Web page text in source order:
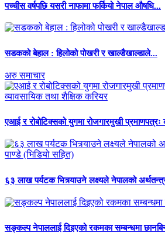
पच्चीस वर्षपछि यसरी नाफामा फर्कियो नेपाल औषधि...
सडकको बेहाल : हिलोको पोखरी र खाल्डैखाल्डाले...
अरु समाचार
एआई र रोबोटिक्सको युगमा रोजगारमुखी प्रमाणपत्रः
६३ लाख पर्यटक भित्र्याउने लक्ष्यले नेपालको
सङ्कल्प नेपाललाई दिइएको रकमका सम्बन्धमा